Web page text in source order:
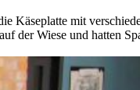
Käseplatte mit
der Wiese und hatten